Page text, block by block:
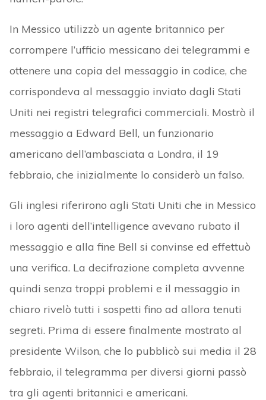
In Messico utilizzò un agente britannico per
corrompere l’ufficio messicano dei telegrammi e
ottenere una copia del messaggio in codice, che
corrispondeva al messaggio inviato dagli Stati
Uniti nei registri telegrafici commerciali. Mostrò il
messaggio a Edward Bell, un funzionario
americano dell’ambasciata a Londra, il 19
febbraio, che inizialmente lo considerò un falso.
Gli inglesi riferirono agli Stati Uniti che in Messico
i loro agenti dell’intelligence avevano rubato il
messaggio e alla fine Bell si convinse ed effettuò
una verifica. La decifrazione completa avvenne
quindi senza troppi problemi e il messaggio in
chiaro rivelò tutti i sospetti fino ad allora tenuti
segreti. Prima di essere finalmente mostrato al
presidente Wilson, che lo pubblicò sui media il 28
febbraio, il telegramma per diversi giorni passò
tra gli agenti britannici e americani.